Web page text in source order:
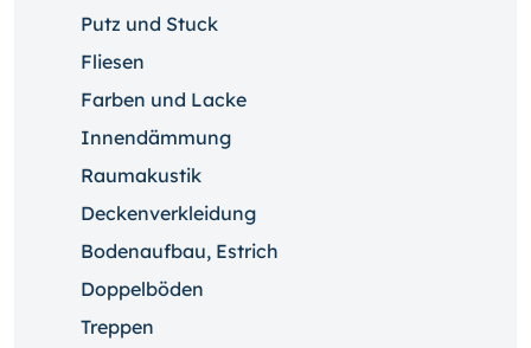
Putz und Stuck
Fliesen
Farben und Lacke
Innendämmung
Raumakustik
Deckenverkleidung
Bodenaufbau, Estrich
Doppelböden
Treppen